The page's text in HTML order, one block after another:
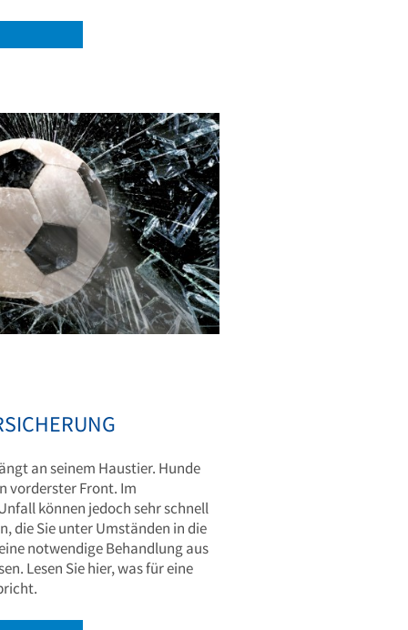
an seinem Haustier. Hunde
vorderster Front. Im
können jedoch sehr schnell
die Sie unter Umständen in die
notwendige Behandlung aus
Lesen Sie hier, was für eine